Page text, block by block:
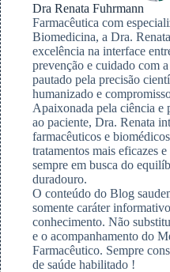
Dra Renata Fuhrmann
Farmacêutica com
Biomedicina, a Dra.
excelência na interface
prevenção e cuidado com
pautado pela precisão
humanizado e
Apaixonada pela ciência e
ao paciente, Dra. Renata
farmacêuticos e
tratamentos mais eficazes
sempre em busca do
duradouro.
O conteúdo do Blog
somente caráter
conhecimento. Não
e o acompanhamento do
Farmacêutico. Sempre
de saúde habilitado !